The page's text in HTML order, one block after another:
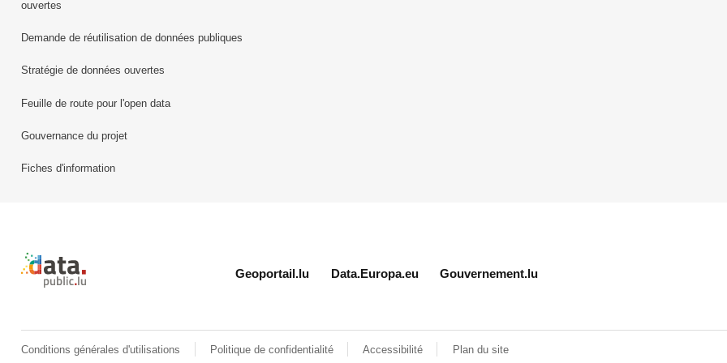
ouvertes
Demande de réutilisation de données publiques
Stratégie de données ouvertes
Feuille de route pour l'open data
Gouvernance du projet
Fiches d'information
Retour à l'accueil de data.public.lu
Geoportail.lu Data.Europa.eu Gouvernement.lu
Conditions générales d'utilisations Politique de confidentialité Accessibilité Plan du site